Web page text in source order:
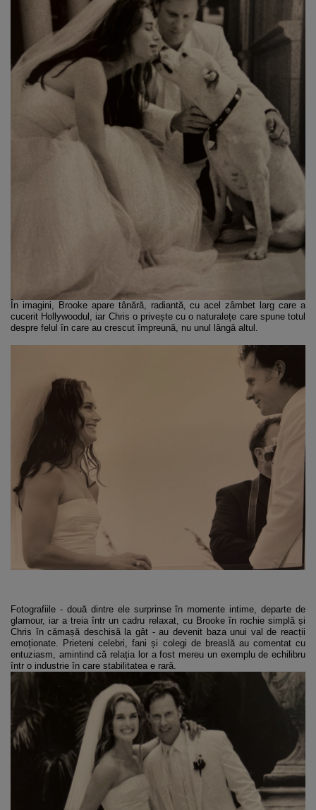
În imagini, Brooke apare tânără, radiantă, cu acel zâmbet larg care a
cucerit Hollywoodul, iar Chris o privește cu o naturalețe care spune totul
despre felul în care au crescut împreună, nu unul lângă altul.
Fotografiile - două dintre ele surprinse în momente intime, departe de
glamour, iar a treia într un cadru relaxat, cu Brooke în rochie simplă și
Chris în cămașă deschisă la gât - au devenit baza unui val de reacții
emoționate. Prieteni celebri, fani și colegi de breaslă au comentat cu
entuziasm, amintind că relația lor a fost mereu un exemplu de echilibru
într o industrie în care stabilitatea e rară.